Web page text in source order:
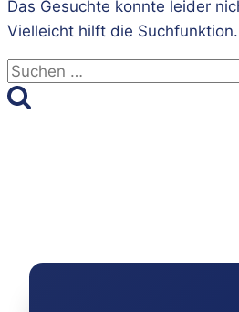
Das Gesuchte konnte leider
Vielleicht hilft die Suchfunktion.
Suchen
nach: